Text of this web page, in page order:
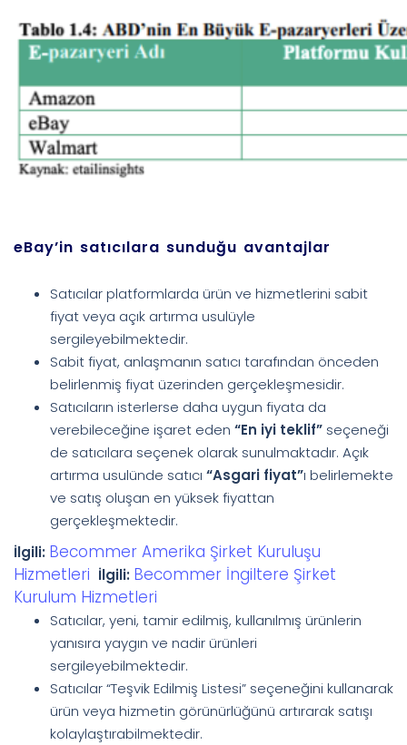
eBay’in satıcılara sunduğu avantajlar
Satıcılar platformlarda ürün ve hizmetlerini sabit
fiyat veya açık artırma usulüyle
sergileyebilmektedir.
Sabit fiyat, anlaşmanın satıcı tarafından önceden
belirlenmiş fiyat üzerinden gerçekleşmesidir.
Satıcıların isterlerse daha uygun fiyata da
verebileceğine işaret eden “En iyi teklif” seçeneği
de satıcılara seçenek olarak sunulmaktadır. Açık
artırma usulünde satıcı “Asgari fiyat”ı belirlemekte
ve satış oluşan en yüksek fiyattan
gerçekleşmektedir.
İlgili: Becommer Amerika Şirket Kuruluşu
Hizmetleri İlgili: Becommer İngiltere Şirket
Kurulum Hizmetleri
Satıcılar, yeni, tamir edilmiş, kullanılmış ürünlerin
yanısıra yaygın ve nadir ürünleri
sergileyebilmektedir.
Satıcılar “Teşvik Edilmiş Listesi” seçeneğini kullanarak
ürün veya hizmetin görünürlüğünü artırarak satışı
kolaylaştırabilmektedir.